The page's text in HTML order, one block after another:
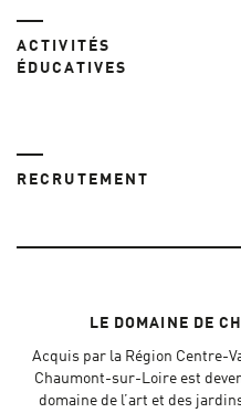
ACTIVITÉS
ÉDUCATIVES
RECRUTEMENT
LE DOMAINE DE
Acquis par la Région Centre-
Chaumont-sur-Loire est
domaine de l’art et des